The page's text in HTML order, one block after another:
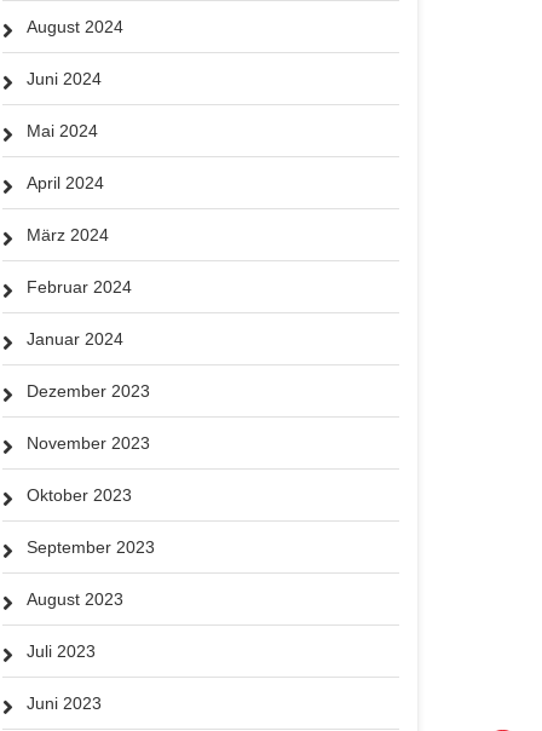
August 2024
Juni 2024
Mai 2024
April 2024
März 2024
Februar 2024
Januar 2024
Dezember 2023
November 2023
Oktober 2023
September 2023
August 2023
Juli 2023
Juni 2023